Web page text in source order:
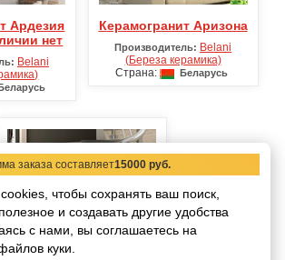
нет
Belani
Керамогранит Аризона
Производитель: Belani
(Береза керамика)
Страна:
Беларусь
заказа составляет15000 руб.
чтобы сохранять ваш поиск,
полезное и создавать другие удобства
с нами, вы соглашаетесь на
куки.